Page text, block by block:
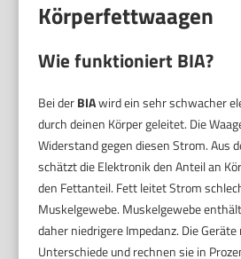
Körperfettwaagen
Wie funktioniert BIA?
Bei derBIAwird ein sehr schwacher
durch deinen Körper geleitet. Die
Widerstand gegen diesen Strom. Aus
schätzt die Elektronik den Anteil an
den Fettanteil. Fett leitet Strom
Muskelgewebe. Muskelgewebe
daher niedrigere Impedanz. Die
Unterschiede und rechnen sie in